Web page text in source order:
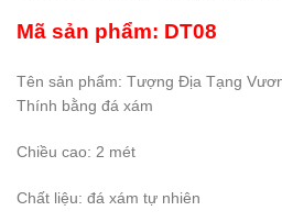
Mã sản phẩm: DT08
Tên sản phẩm: Tượng Địa Tạng
Thính bằng đá xám
Chiều cao: 2 mét
Chất liệu: đá xám tự nhiên